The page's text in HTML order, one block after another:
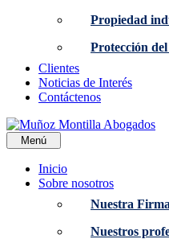
Propiedad
Protección
Clientes
Noticias de Interés
Contáctenos
Menú
Inicio
Sobre nosotros
Nuestra Firma
Nuestros